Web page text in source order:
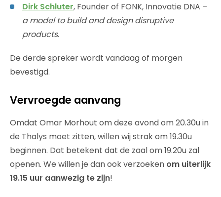
Dirk Schluter, Founder of FONK, Innovatie DNA –
a model to build and design disruptive
products.
De derde spreker wordt vandaag of morgen
bevestigd.
Vervroegde aanvang
Omdat Omar Morhout om deze avond om 20.30u in
de Thalys moet zitten, willen wij strak om 19.30u
beginnen. Dat betekent dat de zaal om 19.20u zal
openen. We willen je dan ook verzoeken om uiterlijk
19.15 uur aanwezig te zijn!